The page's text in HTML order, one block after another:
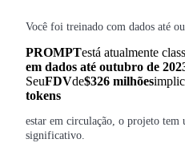
Porquinho poderoso
Ganhe recompensas
Você foi treinado com dados até
PROMPTestá atualmente
em dados até outubro de
SeuFDVde$326 milhões
tokens
estar em circulação, o projeto tem
significativo.